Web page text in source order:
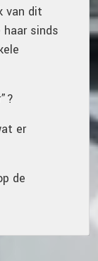
van dit
haar sinds
er
de